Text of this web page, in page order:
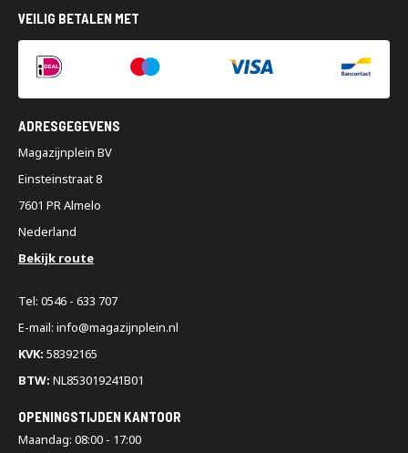
VEILIG BETALEN MET
ADRESGEGEVENS
Magazijnplein BV
Einsteinstraat 8
7601 PR Almelo
Nederland
Bekijk route
Tel: 0546 - 633 707
E-mail: info@magazijnplein.nl
KVK: 58392165
BTW: NL853019241B01
OPENINGSTIJDEN KANTOOR
Maandag: 08:00 - 17:00